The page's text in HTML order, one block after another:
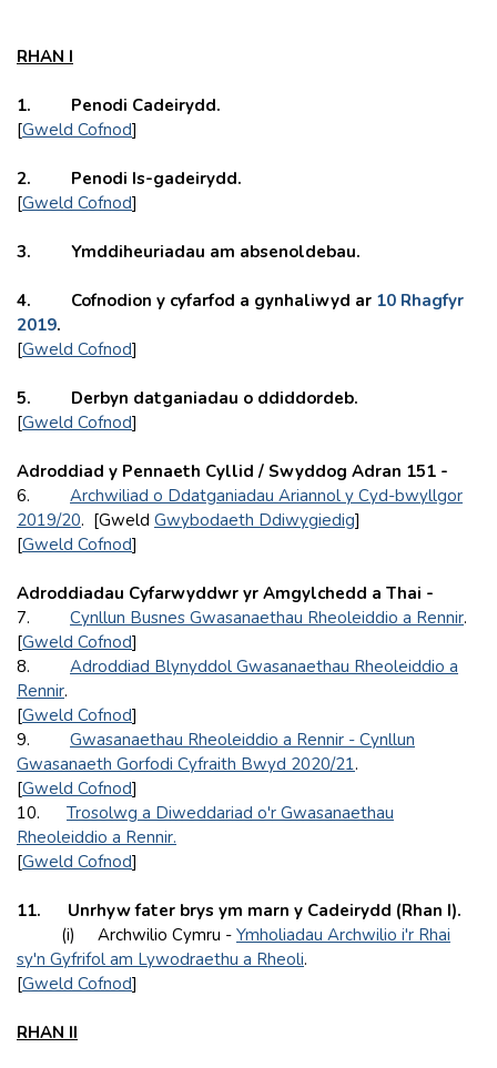
RHAN I
1. Penodi Cadeirydd.
[Gweld Cofnod]
2. Penodi Is-gadeirydd.
[Gweld Cofnod]
3. Ymddiheuriadau am absenoldebau.
4. Cofnodion y cyfarfod a gynhaliwyd ar 10 Rhagfyr
2019.
[Gweld Cofnod]
5. Derbyn datganiadau o ddiddordeb.
[Gweld Cofnod]
Adroddiad y Pennaeth Cyllid / Swyddog Adran 151 -
6. Archwiliad o Ddatganiadau Ariannol y Cyd-bwyllgor
2019/20. [Gweld Gwybodaeth Ddiwygiedig]
[Gweld Cofnod]
Adroddiadau Cyfarwyddwr yr Amgylchedd a Thai -
7. Cynllun Busnes Gwasanaethau Rheoleiddio a Rennir.
[Gweld Cofnod]
8. Adroddiad Blynyddol Gwasanaethau Rheoleiddio a
Rennir.
[Gweld Cofnod]
9. Gwasanaethau Rheoleiddio a Rennir - Cynllun
Gwasanaeth Gorfodi Cyfraith Bwyd 2020/21.
[Gweld Cofnod]
10. Trosolwg a Diweddariad o'r Gwasanaethau
Rheoleiddio a Rennir.
[Gweld Cofnod]
11. Unrhyw fater brys ym marn y Cadeirydd (Rhan I).
(i) Archwilio Cymru - Ymholiadau Archwilio i'r Rhai
sy'n Gyfrifol am Lywodraethu a Rheoli.
[Gweld Cofnod]
RHAN II